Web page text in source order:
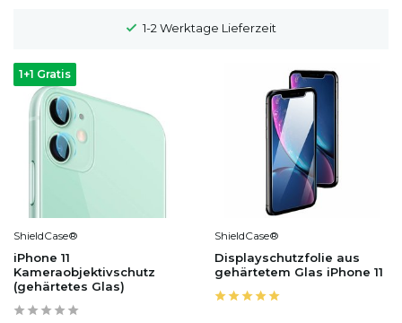
100 Tage Widerrufsrecht
1+1 Gratis
ShieldCase®
iPhone 11
Kameraobjektivschutz
(gehärtetes Glas)
ShieldCase®
Displayschutzfolie aus
gehärtetem Glas iPhone 11